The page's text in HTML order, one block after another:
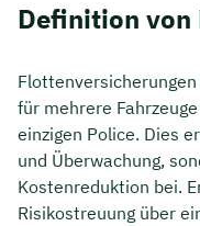
Definition von
für mehrere
einzigen Police. Dies
und Überwachung,
Kostenreduktion bei.
Risikostreuung über